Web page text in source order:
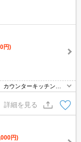
円)
ウンターキッチン。
月次月額総額1.3%)。
詳細を見る
円)